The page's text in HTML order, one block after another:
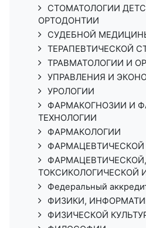
СТОМАТОЛОГИИ
ОРТОДОНТИИ
СУДЕБНОЙ
ТЕРАПЕВТИЧЕСКОЙ
ТРАВМАТОЛОГИИ И
УПРАВЛЕНИЯ И
УРОЛОГИИ
ФАРМАКОГНОЗИИ И
ТЕХНОЛОГИИ
ФАРМАКОЛОГИИ
ФАРМАЦЕВТИЧЕСКОЙ
ФАРМАЦЕВТИЧЕСКОЙ,
ТОКСИКОЛОГИЧЕСКОЙ
Федеральный
ФИЗИКИ,
ФИЗИЧЕСКОЙ